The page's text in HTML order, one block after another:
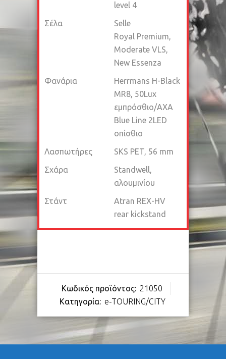
level 4
Σέλα
Selle
Royal Premium,
Moderate VLS,
New Essenza
Φανάρια
Herrmans H-Black
MR8, 50Lux
εμπρόσθιο/AXA
Blue Line 2LED
οπίσθιο
Λασπωτήρες
SKS PET, 56 mm
Σχάρα
Standwell,
αλουμινίου
Στάντ
Atran REX-HV
rear kickstand
Κωδικός προϊόντος: 21050
Κατηγορία: e-TOURING/CITY